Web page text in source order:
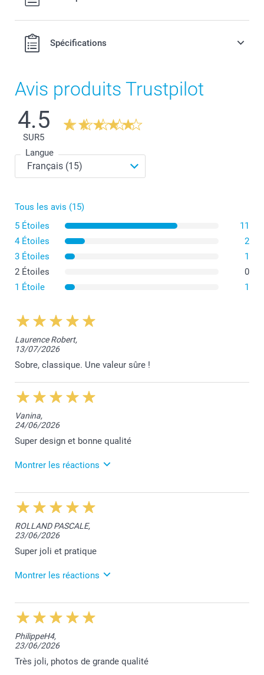
Spécifications
Avis produits Trustpilot
4.5
SUR5
Langue
Tous les avis (15)
5 Étoiles
11
4 Étoiles
2
3 Étoiles
1
2 Étoiles
0
1 Étoile
1
Laurence Robert,
13/07/2026
Sobre, classique. Une valeur sûre !
Vanina,
24/06/2026
Super design et bonne qualité
Montrer les réactions
25/06/2026
10:24
Bonjour Vanina,
Je vous remercie pour vos 5 étoiles. Votre
satisfaction est notre priorité.
Bien à vous,
Lucie@smartphoto
ROLLAND PASCALE,
23/06/2026
Super joli et pratique
Montrer les réactions
25/06/2026
10:25
Bonjour Pascale,
Merci pour votre retour de satisfaction. Nous
sommes ravis de vous savoir satisfaite de nos
services.
PhilippeH4,
23/06/2026
Très joli, photos de grande qualité